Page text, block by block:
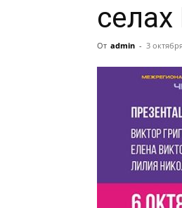
От admin - 3